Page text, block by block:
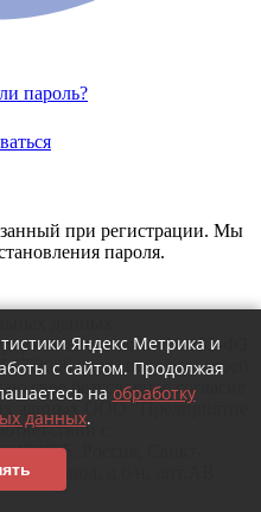
пароль?
при регистрации. Мы
пароля.
законом № 152-ФЗ
года свободно, своей
свое безусловное согласие
данных ООО "Предприятие
с
196655, Россия, Санкт-
завод, д.б/н, лит.АВ
Яндекс Метрика и
с сайтом. Продолжая
на обработку
данных.